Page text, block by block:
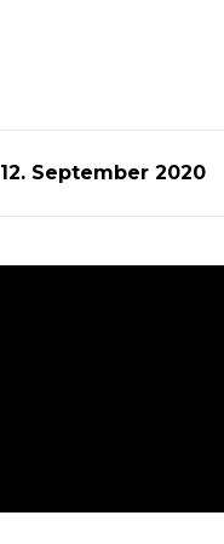
12. September 2020